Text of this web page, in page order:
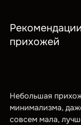
прихожей
Небольшая
минимализма,
совсем мала,